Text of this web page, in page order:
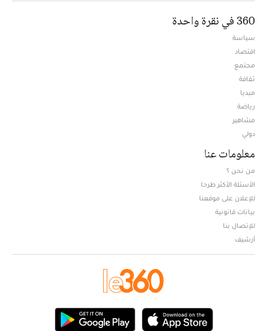
360 في نقرة واحدة
سياسة
اقتصاد
مجتمع
ثقافة
ميديا
رياضة
مشاهير
دولي
معلومات عنا
من نحن ؟
الأسئلة الأكثر طرحا
للإعلان على موقعنا
بيانات قانونية
للإتصال بنا
أرشيف